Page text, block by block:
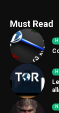
Must Read